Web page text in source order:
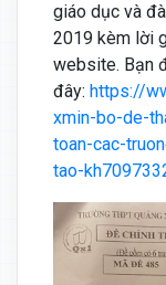
giáo dục và
2019 kèm lời
website. Bạn
đây: https://
xmin-bo-de-
toan-cac-
tao-